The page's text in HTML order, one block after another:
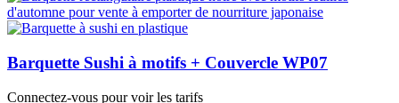
Barquette Sushi à motifs + Couvercle WP07
Connectez-vous pour voir les tarifs